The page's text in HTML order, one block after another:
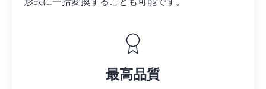
形式に一括変換することも可能です。
最高品質